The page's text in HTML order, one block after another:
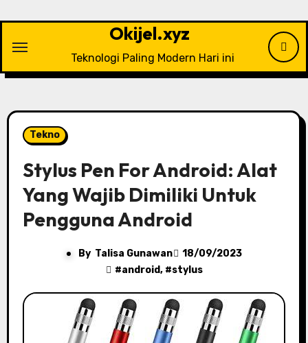
content
Okijel.xyz
Teknologi Paling Modern Hari ini
Tekno
Stylus Pen For Android: Alat
Yang Wajib Dimiliki Untuk
Pengguna Android
By Talisa Gunawan
18/09/2023
#android, #stylus